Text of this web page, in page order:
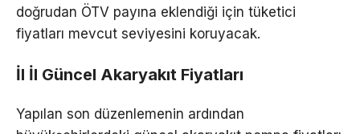
doğrudan ÖTV payına eklendiği için tüketici
fiyatları mevcut seviyesini koruyacak.
İl İl Güncel Akaryakıt Fiyatları
Yapılan son düzenlemenin ardından